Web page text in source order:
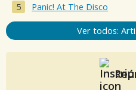
Panic! At The Disco
Ver todos: